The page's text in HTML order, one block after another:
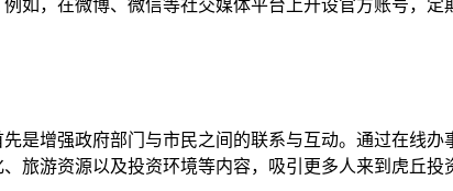
如，在微博、微信等社交媒体平台上开设官方账号，
是增强政府部门与市民之间的联系与互动。通过在线
旅游资源以及投资环境等内容，吸引更多人来到虎丘投